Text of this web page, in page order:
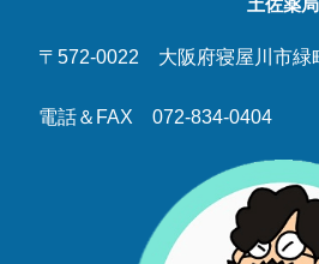
土佐薬局
〒572-0022 大阪府寝屋川市緑
電話＆FAX 072-834-0404